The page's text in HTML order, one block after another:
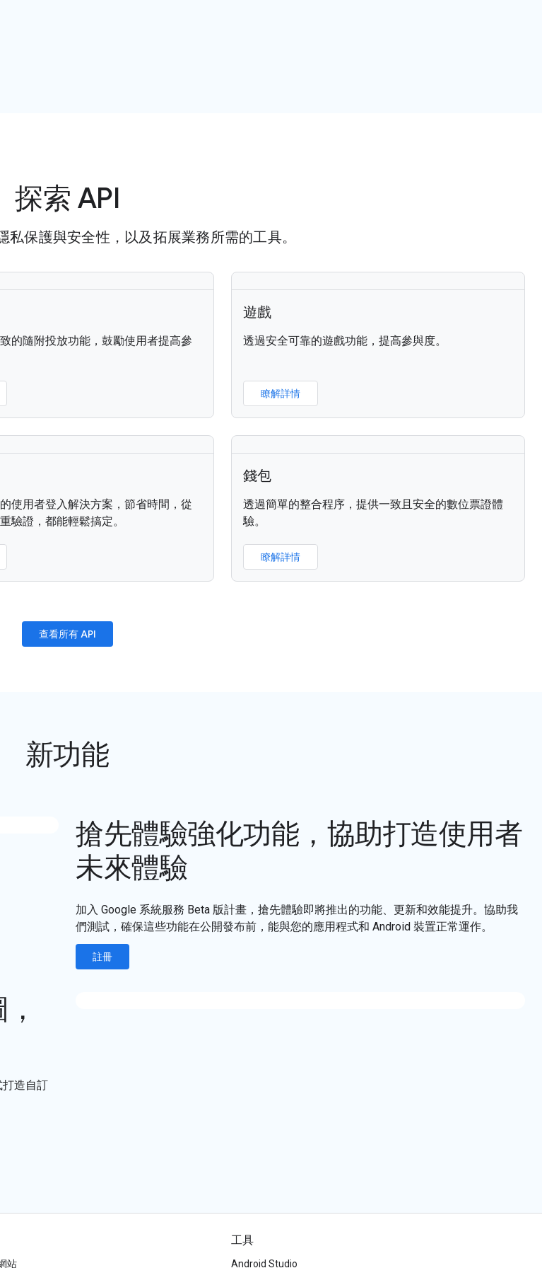
探索 API
保護與安全性，以及拓展業務所需的工具。
的隨附投放功能，鼓勵使用者提高參
遊戲
透過安全可靠的遊戲功能，提高參與度。
瞭解詳情
使用者登入解決方案，節省時間，從
驗證，都能輕鬆搞定。
錢包
透過簡單的整合程序，提供一致且安全的數位票證體
驗。
瞭解詳情
查看所有 API
新功能
搶先體驗強化功能，協助打造使用者
未來體驗
加入 Google 系統服務 Beta 版計畫，搶先體驗即將推出的功能、更新和效能提升。協助我
們測試，確保這些功能在公開發布前，能與您的應用程式和 Android 裝置正常運作。
註冊
打造自訂
站
工具
Android Studio